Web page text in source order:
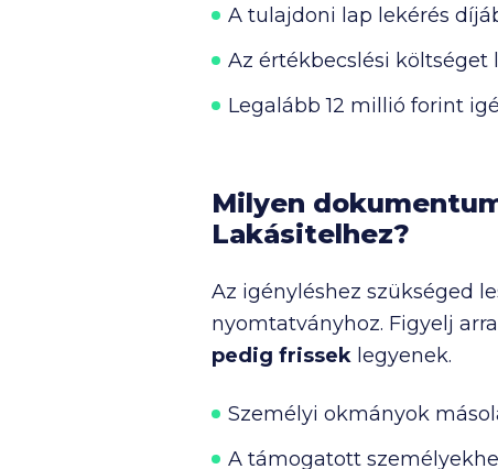
A tulajdoni lap lekérés
Az értékbecslési költséget
Legalább12 millió forint
Milyen
Lakásitelhez?
Az igényléshez szükséged
nyomtatványhoz. Figyelj
pedig frissek legyenek.
Személyi okmányok
A támogatott